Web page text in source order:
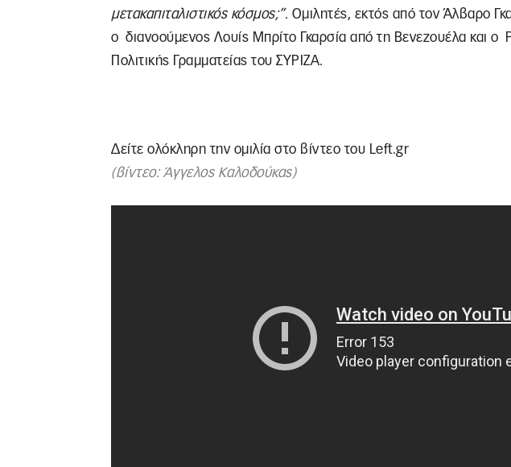
μετακαπιταλιστικός κόσμος;”. Ομιλητές, εκτός από τον Άλβαρο
ο διανοούμενος Λουίς Μπρίτο Γκαρσία από τη Βενεζουέλα και ο
Πολιτικής Γραμματείας του ΣΥΡΙΖΑ.
Δείτε ολόκληρη την ομιλία στο βίντεο του Left.gr
(βίντεο: Άγγελος Καλοδούκας)